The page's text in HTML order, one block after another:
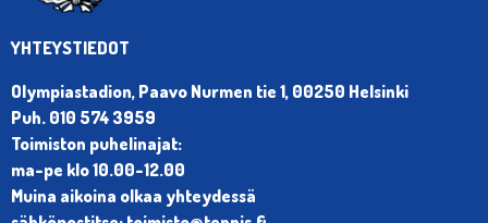
YHTEYSTIEDOT
Olympiastadion, Paavo Nurmen tie 1, 00250 Helsinki
Puh. 010 574 3959
Toimiston puhelinajat:
ma-pe klo 10.00-12.00
Muina aikoina olkaa yhteydessä